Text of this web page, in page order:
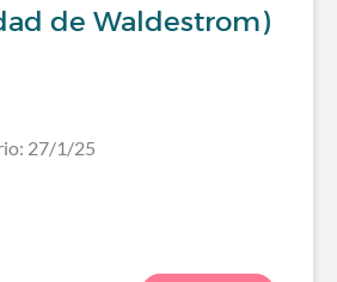
de Waldestrom)
27/1/25